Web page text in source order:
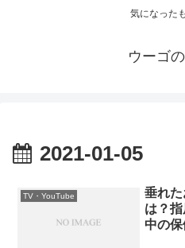
気になった
ウーゴ
2021-01-05
TV・YouTube
垂れ
は？
中の保